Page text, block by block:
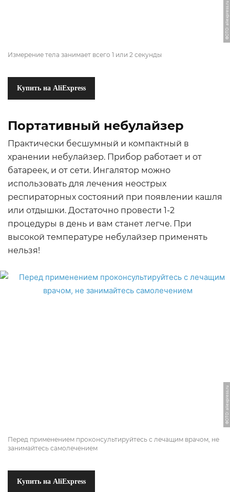
ФОТО: aliexpress.ru
Измерение тела занимает всего 1 или 2 секунды
Купить на AliExpress
Портативный небулайзер
Практически бесшумный и компактный в
хранении небулайзер. Прибор работает и от
батареек, и от сети. Ингалятор можно
использовать для лечения неострых
респираторных состояний при появлении кашля
или отдышки. Достаточно провести 1-2
процедуры в день и вам станет легче. При
высокой температуре небулайзер применять
нельзя!
ФОТО: aliexpress.ru
Перед применением проконсультируйтесь с лечащим врачом, не
занимайтесь самолечением
Купить на AliExpress